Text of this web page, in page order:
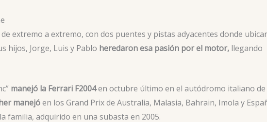
extremo a extremo, con dos puentes y pistas adyacentes donde
hijos, Jorge, Luis y Pablo heredaron esa pasión por el motor, llegando
manejó la Ferrari F2004en octubre último en el autódromo italiano de
manejóen los Grand Prix de Australia, Malasia, Bahrain, Imola y
familia, adquirido en una subasta en 2005.